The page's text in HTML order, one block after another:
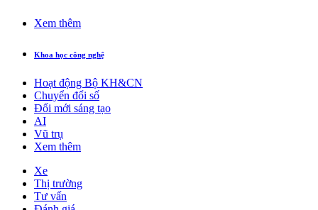
Xem thêm
Khoa học công nghệ
Hoạt động Bộ KH&CN
Chuyển đổi số
Đổi mới sáng tạo
AI
Vũ trụ
Xem thêm
Xe
Thị trường
Tư vấn